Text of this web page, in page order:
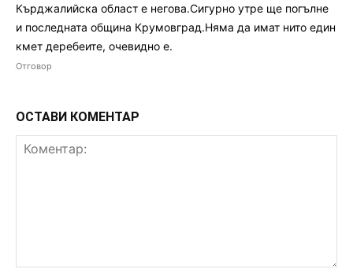
Кърджалийска област е негова.Сигурно утре ще погълне
и последната община Крумовград.Няма да имат нито един
кмет деребеите, очевидно е.
Отговор
ОСТАВИ КОМЕНТАР